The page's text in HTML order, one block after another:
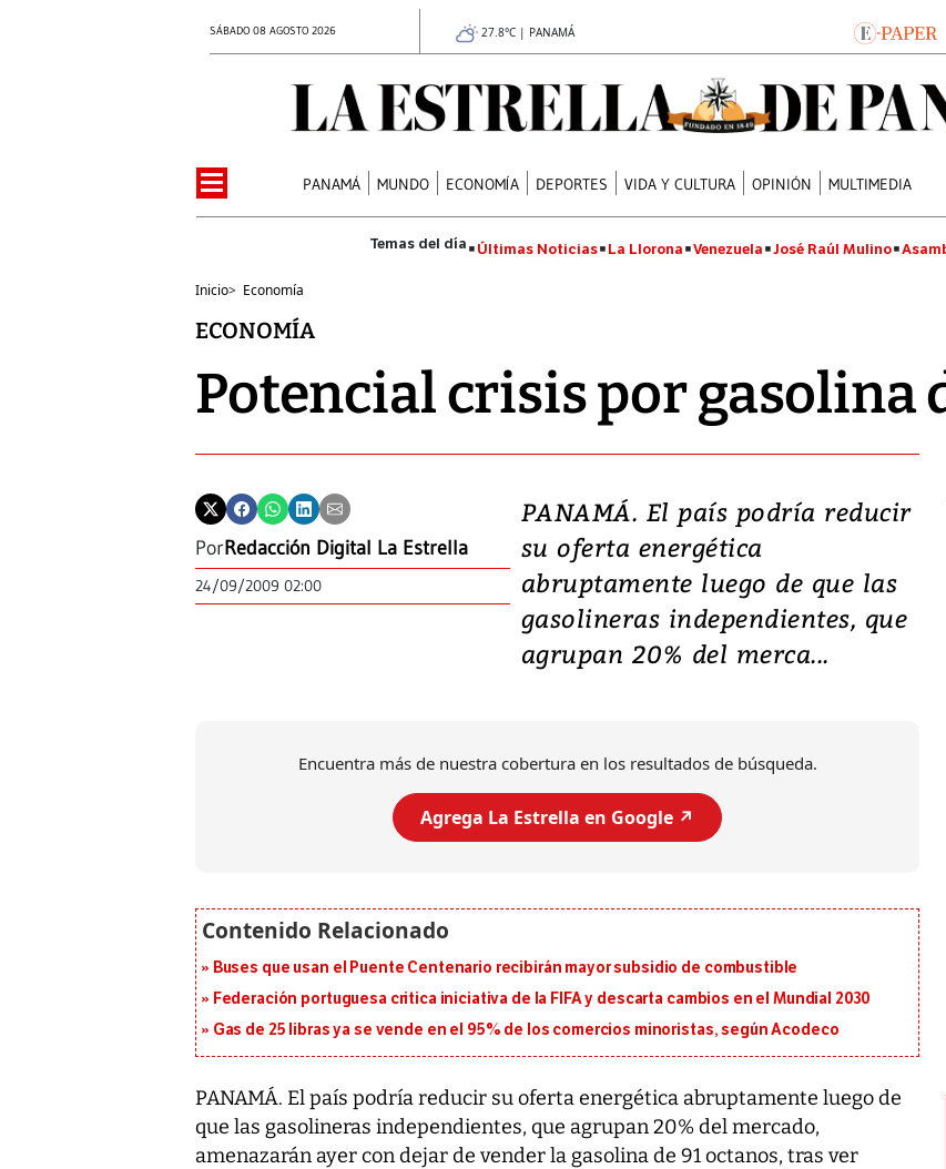
SÁBADO 08 AGOSTO 2026 27.8°C | PANAMÁ
PANAMÁ MUNDO ECONOMÍA DEPORTES VIDA Y CULTURA OPINIÓN MULTIMEDIA
Últimas Noticias La Llorona Venezuela José Raúl Mulino
Inicio> Economía
ECONOMÍA
Potencial crisis por gasolina
PorRedacción Digital La Estrella
24/09/2009 02:00
PANAMÁ. El país podría reducir
su oferta energética
abruptamente luego de que las
gasolineras independientes, que
agrupan 20% del merca...
Encuentra más de nuestra cobertura en los resultados de búsqueda.
Agrega La Estrella en Google ↗️
Buses que usan el Puente Centenario recibirán mayor subsidio de combustible
Federación portuguesa critica iniciativa de la FIFA y descarta cambios en el Mundial 2030
Gas de 25 libras ya se vende en el 95% de los comercios minoristas, según Acodeco
PANAMÁ. El país podría reducir su oferta energética abruptamente luego de
que las gasolineras independientes, que agrupan 20% del mercado,
amenazarán ayer con dejar de vender la gasolina de 91 octanos, tras ver
Video: Lula lanza su
candidatura con
promesas de inversión
en defensa, educación y
tierras raras
Entre recuerdos y escuetas
da Silva, oficializó este domingo su
candidatura...